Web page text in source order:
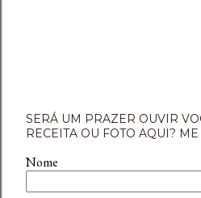
SERÁ UM PRAZER OUVIR
RECEITA OU FOTO AQUI? ME
Nome